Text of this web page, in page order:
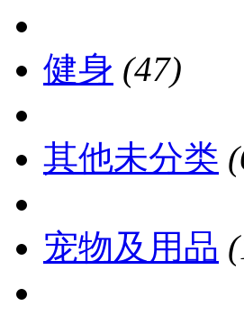
健身 (47)
其他未分类
宠物及用品